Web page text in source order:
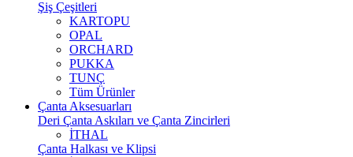
Şiş Çeşitleri
KARTOPU
OPAL
ORCHARD
PUKKA
TUNÇ
Tüm Ürünler
Çanta Aksesuarları
Deri Çanta Askıları ve Çanta Zincirleri
İTHAL
Çanta Halkası ve Klipsi